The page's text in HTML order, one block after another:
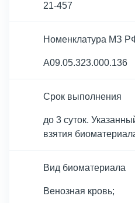
21-457
Номенклатура МЗ
A09.05.323.000.136
Срок выполнения
до 3 суток.
взятия
Вид биоматериала
Венозная кровь;